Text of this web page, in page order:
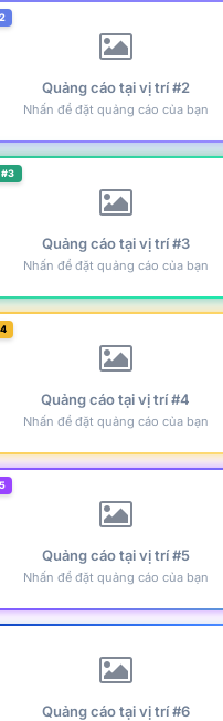
Quảng cáo tại vị trí #2
Nhấn để đặt quảng cáo của bạn
Quảng cáo tại vị trí #3
Nhấn để đặt quảng cáo của bạn
Quảng cáo tại vị trí #4
Nhấn để đặt quảng cáo của bạn
Quảng cáo tại vị trí #5
Nhấn để đặt quảng cáo của bạn
Quảng cáo tại vị trí #6